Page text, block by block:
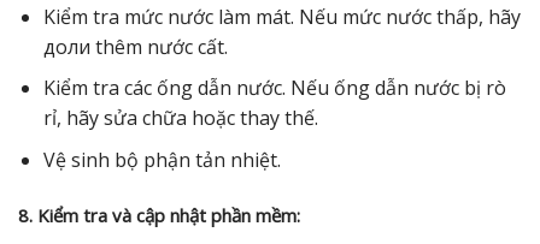
Kiểm tra mức nước làm mát. Nếu mức nước thấp, hãy
доли thêm nước cất.
Kiểm tra các ống dẫn nước. Nếu ống dẫn nước bị rò
rỉ, hãy sửa chữa hoặc thay thế.
Vệ sinh bộ phận tản nhiệt.
8. Kiểm tra và cập nhật phần mềm: